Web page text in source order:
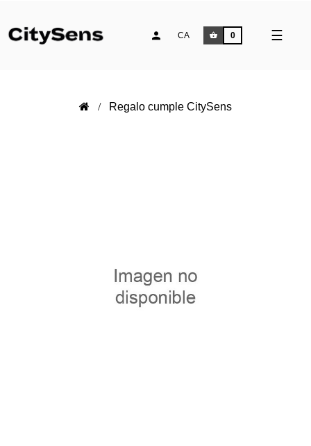
☰
CA 0
Regalo cumple CitySens